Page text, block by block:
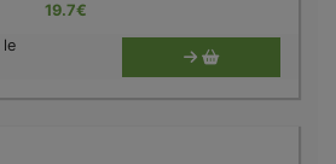
19.7€
le